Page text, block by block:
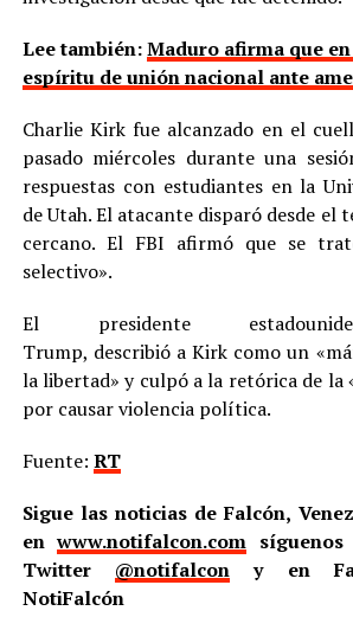
Lee también:Maduro afirma que
espíritu de unión nacional ante
Charlie Kirk fue alcanzado en el
pasado miércoles durante una
respuestas con estudiantes en la
de Utah. El atacante disparó desde el
cercano. El FBI afirmó que se
selectivo».
El presidente
Trump, describió a Kirk como un
la libertad» y culpó a la retórica de la
por causar violencia política.
Fuente: RT
Sigue las noticias de Falcón,
enwww.notifalcon.com
Twitter @notifalcon y en
NotiFalcón